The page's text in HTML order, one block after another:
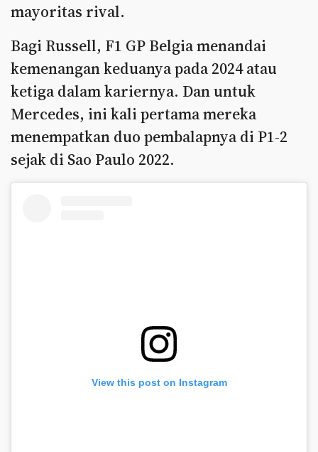
mayoritas rival.
Bagi Russell, F1 GP Belgia menandai
kemenangan keduanya pada 2024 atau
ketiga dalam kariernya. Dan untuk
Mercedes, ini kali pertama mereka
menempatkan duo pembalapnya di P1-2
sejak di Sao Paulo 2022.
View this post on Instagram